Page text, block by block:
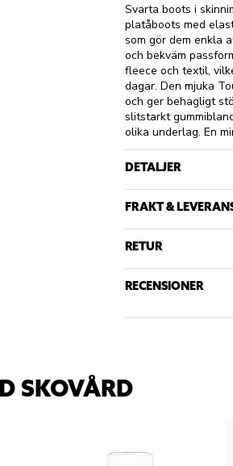
Svarta boots i
platåboots med
som gör dem enkla
och bekväm
fleece och textil,
dagar. Den mjuka
och ger behagligt
slitstarkt
olika underlag. En
DETALJER
FRAKT &
RETUR
RECENSIONER
SKOVÅRD